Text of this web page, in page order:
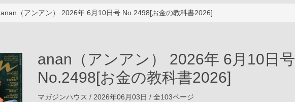
anan（アンアン） 2026年 6月10日号 No.2498[お金の教科書2026]
anan（アンアン） 2026年 6月10日号
No.2498[お金の教科書2026]
マガジンハウス / 2026年06月03日 / 全103ページ